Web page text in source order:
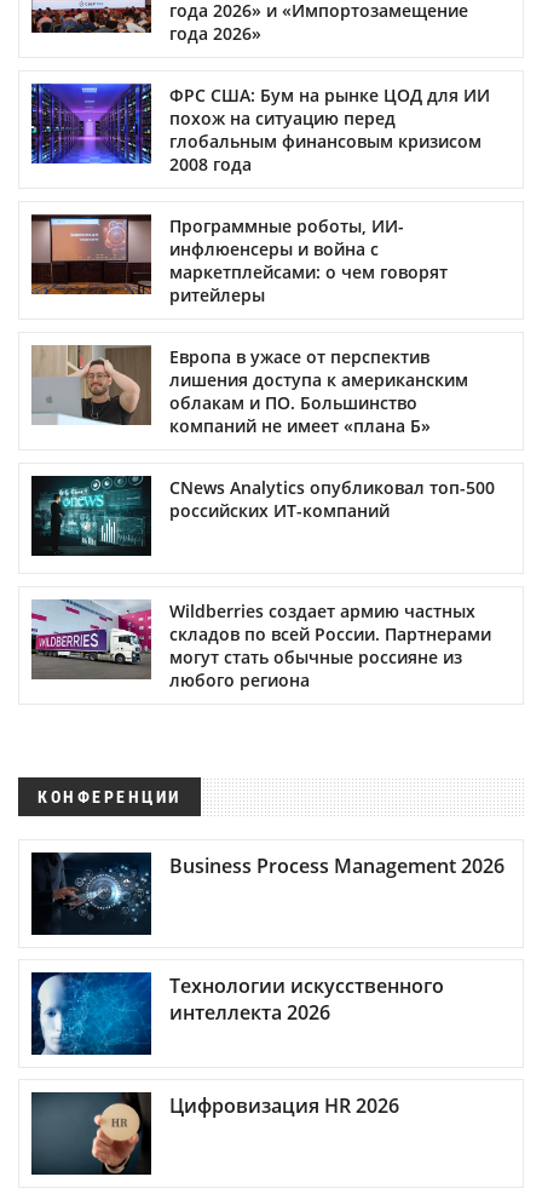
года 2026» и «Импортозамещение
года 2026»
ФРС США: Бум на рынке ЦОД для ИИ
похож на ситуацию перед
глобальным финансовым кризисом
2008 года
Программные роботы, ИИ-
инфлюенсеры и война с
маркетплейсами: о чем говорят
ритейлеры
Европа в ужасе от перспектив
лишения доступа к американским
облакам и ПО. Большинство
компаний не имеет «плана Б»
CNews Analytics опубликовал топ-500
российских ИТ-компаний
Wildberries создает армию частных
складов по всей России. Партнерами
могут стать обычные россияне из
любого региона
КОНФЕРЕНЦИИ
Business Process Management 2026
Технологии искусственного
интеллекта 2026
Цифровизация HR 2026